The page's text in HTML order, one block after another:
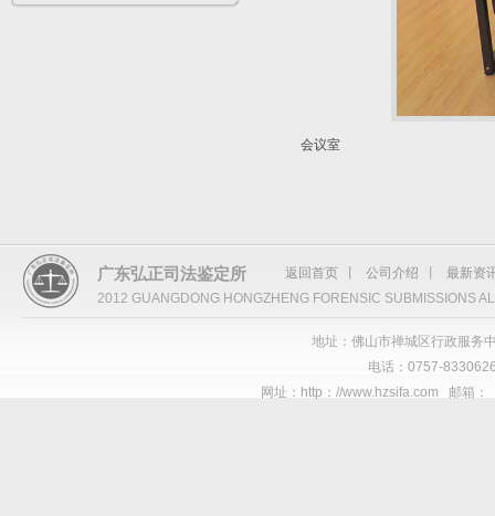
会议室
广东弘正司法鉴定所 返回首页 公司介绍
最新资
2012 GUANGDONG HONGZHENG FORENSIC SUBMISSIONS
地址：佛山市禅城区行政服务
电话：0757-
网址：http：//www.hzsifa.com 邮箱：